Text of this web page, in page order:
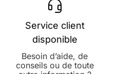
Service client
disponible
Besoin d’aide, de
conseils ou de toute